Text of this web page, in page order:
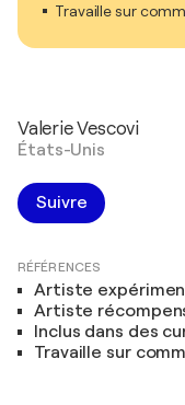
Travaille sur
Valerie Vescovi
États-Unis
Suivre
RÉFÉRENCES
Artiste
Artiste
Inclus dans des
Travaille sur